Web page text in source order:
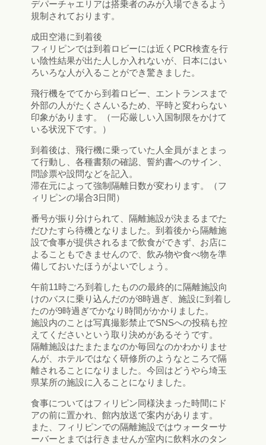
デパーチャエリアは搭乗者のみが入場できるよう
規制されております。
成田空港に到着後
フィリピンでは到着ロビーには近くPCR検査を行
い陰性結果が出た人しか入れないが、日本にはい
ろいろな人が入ることができ驚きました。
飛行機をでてから到着ロビー、エントランスまで
外部の人がたくさんいるため、平時と変わらない
印象があります。（一応厳しい入国制限をかけて
いる状況下です。）
到着後は、飛行機に乗っていた人全員がまとまっ
て行動し、各種書類の確認、誓約書へのサイン、
問診票や設問などを記入。
滞在元によって強制隔離日数が変わります。（フ
ィリピンの場合3日間）
番号が振り分けられて、隔離施設が決まるまでた
だひたすら待機となりました。到着後から隔離施
設で食事が提供されるまで飲食ができず、お店に
よることもできませんので、飲み物や食べ物を準
備しておいたほうがよいでしょう。
午前11時ごろ到着したものの最終的に隔離施設向
けのバスに乗り込んだのが8時過ぎ、施設に到着し
たのが9時過ぎでかなり時間がかかりました。
施設内のことは写真撮影禁止でSNSへの投稿も控
えてくださいという取り決めがあるそうです。
隔離施設はたまたまなのか毎回なのかわかりませ
んが、ホテルではなく研修所のようなところで隔
離されることになりました。今回はどうやら埼玉
県某所の施設に入ることになりました。
食事についてはフィリピン同様決まった時間にド
アの前に置かれ、館内放送で案内があります。
また、フィリピンでの隔離施設ではウォーターサ
ーバーとまでは行きませんが室内に飲料水のタン